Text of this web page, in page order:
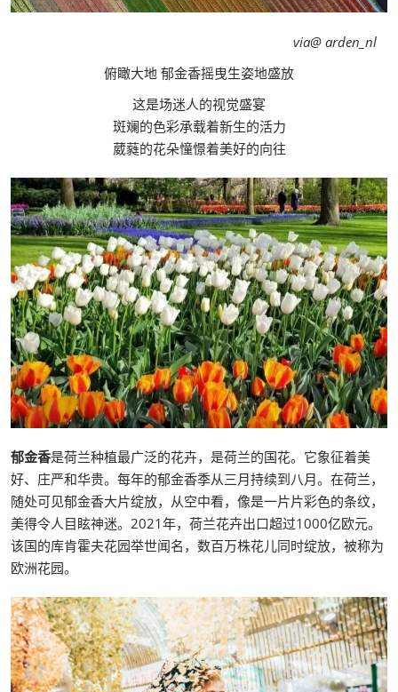
via@ arden_nl
俯瞰大地 郁金香摇曳生姿地盛放
这是场迷人的视觉盛宴
斑斓的色彩承载着新生的活力
葳蕤的花朵憧憬着美好的向往
郁金香是荷兰种植最广泛的花卉，是荷兰的国花。它象征着美
好、庄严和华贵。每年的郁金香季从三月持续到八月。在荷兰，
随处可见郁金香大片绽放，从空中看，像是一片片彩色的条纹，
美得令人目眩神迷。2021年，荷兰花卉出口超过1000亿欧元。
该国的库肯霍夫花园举世闻名，数百万株花儿同时绽放，被称为
欧洲花园。